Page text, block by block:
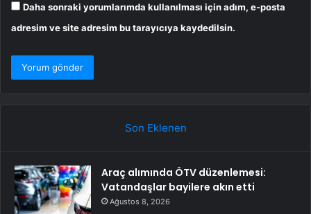
Daha sonraki yorumlarımda kullanılması için adım, e-posta
adresim ve site adresim bu tarayıcıya kaydedilsin.
Son Eklenen
Araç alımında ÖTV düzenlemesi:
Vatandaşlar bayilere akın etti
Ağustos 8, 2026